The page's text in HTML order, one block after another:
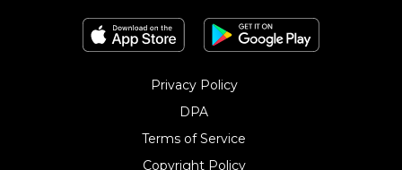
Privacy Policy
DPA
Terms of Service
Copyright Policy‎